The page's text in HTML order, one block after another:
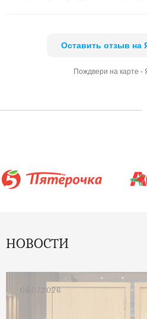
Оставить отзыв на
Пождвери на карте -
НОВОСТИ
06.07.2026